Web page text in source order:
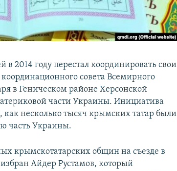
2014 году перестал координировать свои
совета Всемирного
в Геническом районе Херсонской
части Украины. Инициатива
как несколько тысяч крымских татар были
часть Украины.
крымскотатарских общин на съезде в
Айдер Рустамов, который